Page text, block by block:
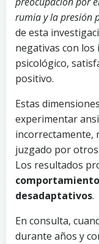
rumia y la presión
de esta
negativas con
psicológico,
positivo.
Estas
experimentar
incorrectamente,
juzgado por
Los resultados
desadaptativos.
En consulta,
durante años y